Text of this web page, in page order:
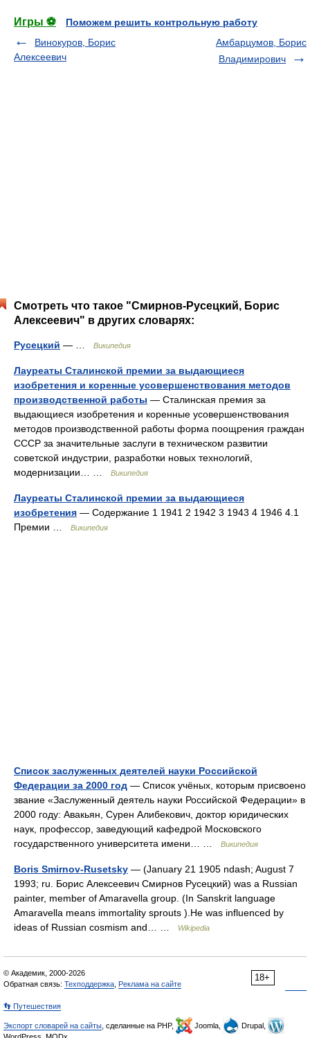
Игры ⚽
Поможем решить контрольную работу
Винокуров, Борис
Алексеевич
Амбарцумов, Борис
Владимирович
Смотреть что такое "Смирнов-Русецкий, Борис
Алексеевич" в других словарях:
Русецкий — … Википедия
Лауреаты Сталинской премии за выдающиеся
изобретения и коренные усовершенствования методов
производственной работы — Сталинская премия за
выдающиеся изобретения и коренные усовершенствования
методов производственной работы форма поощрения граждан
СССР за значительные заслуги в техническом развитии
советской индустрии, разработки новых технологий,
модернизации… …
Википедия
Лауреаты Сталинской премии за выдающиеся
изобретения — Содержание 1 1941 2 1942 3 1943 4 1946 4.1
Премии …
Википедия
Список заслуженных деятелей науки Российской
Федерации за 2000 год — Список учёных, которым присвоено
звание «Заслуженный деятель науки Российской Федерации» в
2000 году: Авакьян, Сурен Алибекович, доктор юридических
наук, профессор, заведующий кафедрой Московского
государственного университета имени… …
Википедия
Boris Smirnov-Rusetsky — (January 21 1905 ndash; August 7
1993; ru. Борис Алексеевич Смирнов Русецкий) was a Russian
painter, member of Amaravella group. (In Sanskrit language
Amaravella means immortality sprouts ).He was influenced by
ideas of Russian cosmism and… …
Wikipedia
18+
© Академик, 2000-2026
Обратная связь: Техподдержка Реклама на сайте
👣 Путешествия
Экспорт словарей на сайты , сделанные на PHP, Joomla,
Drupal,